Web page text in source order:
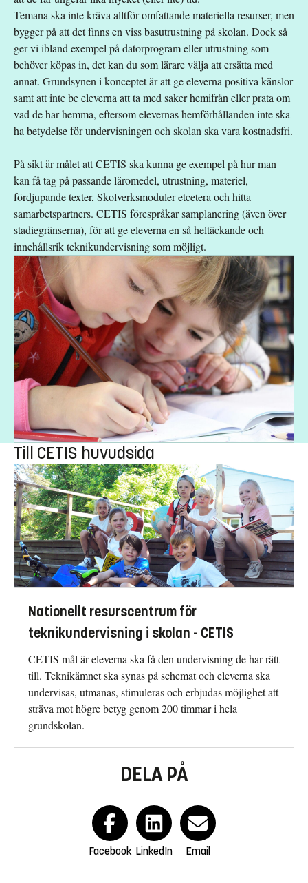
Temana ska inte kräva alltför omfattande materiella resurser, men
bygger på att det finns en viss basutrustning på skolan. Dock så
ger vi ibland exempel på datorprogram eller utrustning som
behöver köpas in, det kan du som lärare välja att ersätta med
annat. Grundsynen i konceptet är att ge eleverna positiva känslor
samt att inte be eleverna att ta med saker hemifrån eller prata om
vad de har hemma, eftersom elevernas hemförhållanden inte ska
ha betydelse för undervisningen och skolan ska vara kostnadsfri.
På sikt är målet att CETIS ska kunna ge exempel på hur man
kan få tag på passande läromedel, utrustning, materiel,
fördjupande texter, Skolverksmoduler etcetera och hitta
samarbetspartners. CETIS förespråkar samplanering (även över
stadiegränserna), för att ge eleverna en så heltäckande och
innehållsrik teknikundervisning som möjligt.
Till CETIS huvudsida
Nationellt resurscentrum för
teknikundervisning i skolan - CETIS
CETIS mål är eleverna ska få den undervisning de har rätt
till. Teknikämnet ska synas på schemat och eleverna ska
undervisas, utmanas, stimuleras och erbjudas möjlighet att
sträva mot högre betyg genom 200 timmar i hela
grundskolan.
DELA PÅ
Facebook LinkedIn Email